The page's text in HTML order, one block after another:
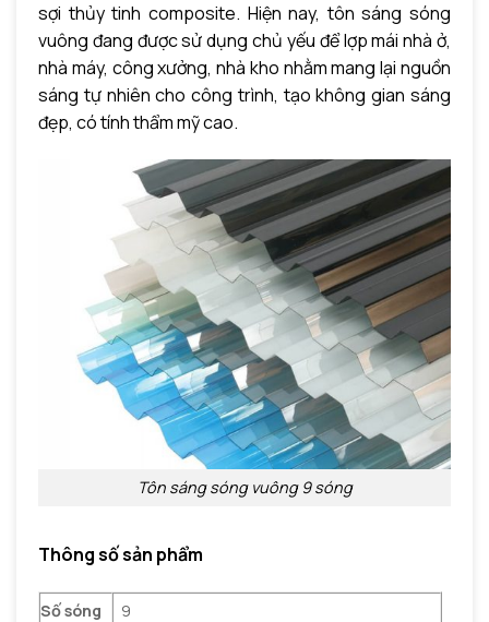
sợi thủy tinh composite. Hiện nay, tôn sáng sóng
vuông đang được sử dụng chủ yếu để lợp mái nhà ở,
nhà máy, công xưởng, nhà kho nhằm mang lại nguồn
sáng tự nhiên cho công trình, tạo không gian sáng
đẹp, có tính thẩm mỹ cao.
Tôn sáng sóng vuông 9 sóng
Thông số sản phẩm
Số sóng
9